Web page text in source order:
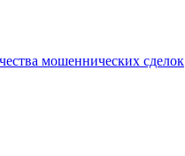
мошеннических сделок